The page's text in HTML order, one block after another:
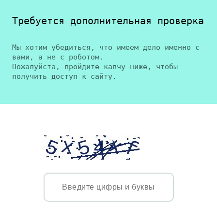
Требуется дополнительная проверка
Мы хотим убедиться, что имеем дело именно с
вами, а не с роботом.
Пожалуйста, пройдите капчу ниже, чтобы
получить доступ к сайту.